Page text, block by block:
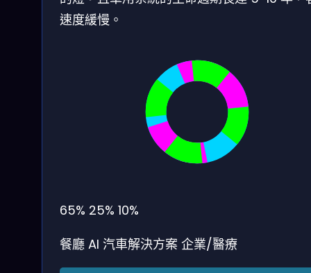
速度緩慢。
65% 25% 10%
餐廳 AI 汽車解決方案 企業/醫療